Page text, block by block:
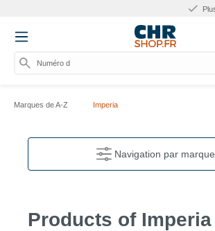
Plus de 10 ans d'expérience
Numéro d'arti
Marques de A-Z Imperia
Navigation par marque
Products of Imperia